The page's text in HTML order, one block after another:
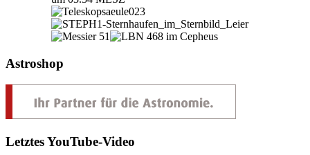
Astroshop
Letztes YouTube-Video